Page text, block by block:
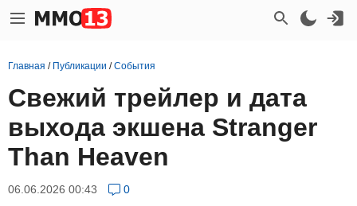
Главная / Публикации /События
Свежий трейлер и дата
выхода экшена Stranger
Than Heaven
06.06.2026 00:43 0